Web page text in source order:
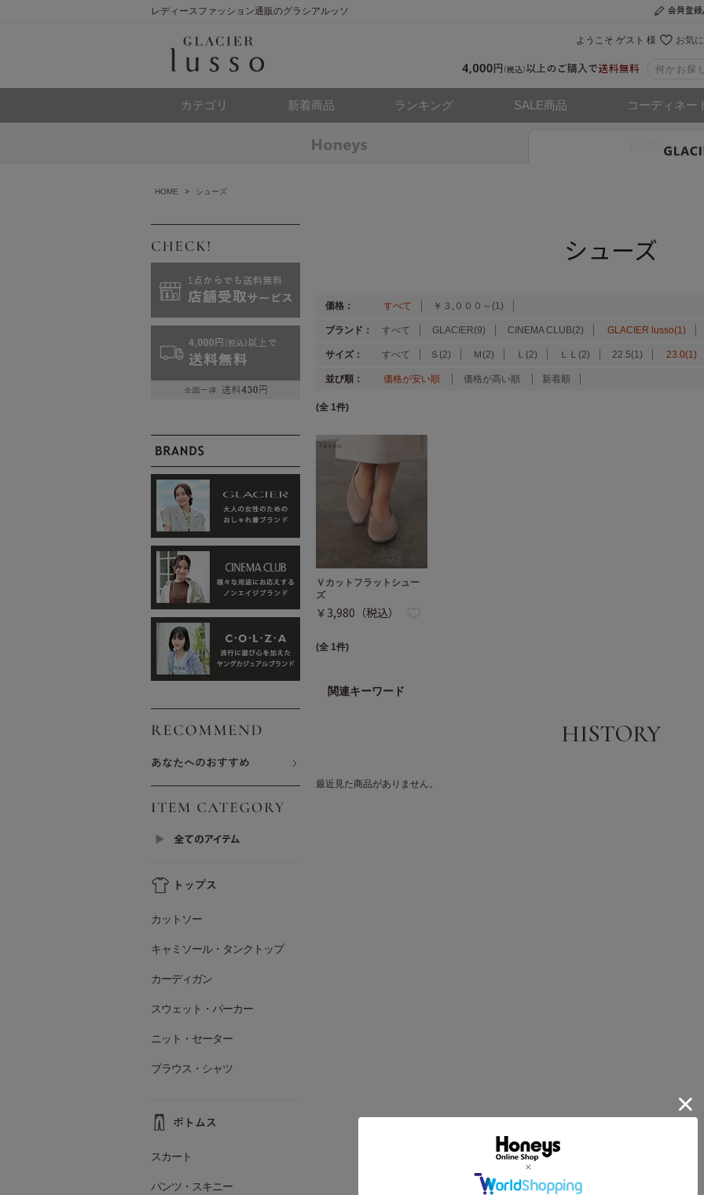
レディースファッション通販のグラシアルッソ
お気
ようこそ ゲスト 様
カテゴリ 新着商品 ランキング SALE商品 コーディネー
HOME > シューズ
シューズ
価格： すべて ￥３,０００～(1)
ブランド： すべて GLACIER(9) CINEMA CLUB(2) GLACIER lusso(1)
サイズ： すべて Ｓ(2) Ｍ(2) Ｌ(2) ＬＬ(2) 22.5(1) 23.0(1)
並び順： 価格が安い順 価格が高い順 新着順
(全 1件)
Ｖカットフラットシュー
ズ
￥3,980（税込）
(全 1件)
関連キーワード
最近見た商品がありません。
カットソー
キャミソール・タンクトップ
カーディガン
スウェット・パーカー
ニット・セーター
ブラウス・シャツ
スカート
パンツ・スキニー